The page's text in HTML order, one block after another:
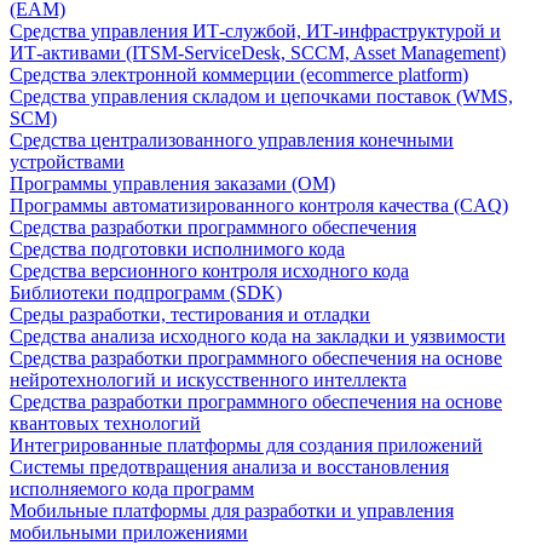
(EAM)
Средства управления ИТ-службой, ИТ-инфраструктурой и
ИТ-активами (ITSM-ServiceDesk, SCCM, Asset Management)
Средства электронной коммерции (ecommerce platform)
Средства управления складом и цепочками поставок (WMS,
SCM)
Средства централизованного управления конечными
устройствами
Программы управления заказами (OM)
Программы автоматизированного контроля качества (CAQ)
Средства разработки программного обеспечения
Средства подготовки исполнимого кода
Средства версионного контроля исходного кода
Библиотеки подпрограмм (SDK)
Среды разработки, тестирования и отладки
Средства анализа исходного кода на закладки и уязвимости
Средства разработки программного обеспечения на основе
нейротехнологий и искусственного интеллекта
Средства разработки программного обеспечения на основе
квантовых технологий
Интегрированные платформы для создания приложений
Системы предотвращения анализа и восстановления
исполняемого кода программ
Мобильные платформы для разработки и управления
мобильными приложениями